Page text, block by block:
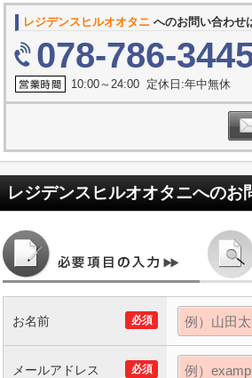
レジデンスヒルオオタニ へのお問い合わせ
078-786-
10:00～24:00 定休日:年中無休
レジデンスヒルオオタニへのお
必須
お名前
必須
メールアドレス